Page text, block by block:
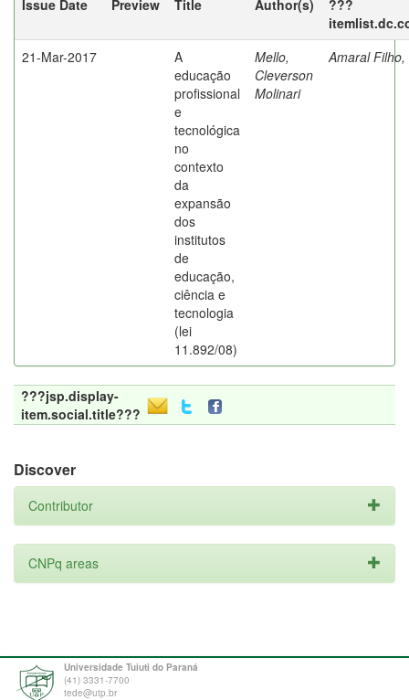
Issue Date Preview Title Author(s)
???
21-Mar-2017
A
educação
profissional
e
tecnológica
no
contexto
da
expansão
dos
institutos
de
educação,
ciência e
tecnologia
(lei
11.892/08)
Mello,
Cleverson
Molinari
Amaral
???jsp.display-
item.social.title???
Discover
Contributor
CNPq areas
Universidade Tuiuti do Paraná
(41) 3331-7700
tede@utp.br